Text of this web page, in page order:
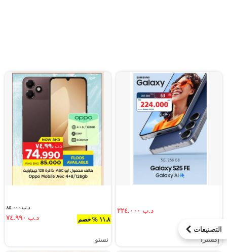
التصنيفات
د.ب ٢٢٤.٠٠٠
إكسترا
١١.٨ % خصم
د.ب ٨٥.٠٠٠
د.ب ٧٤.٩٩٠
نستو